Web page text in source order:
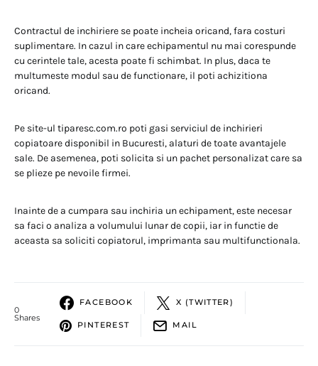
Contractul de inchiriere se poate incheia oricand, fara costuri
suplimentare. In cazul in care echipamentul nu mai corespunde
cu cerintele tale, acesta poate fi schimbat. In plus, daca te
multumeste modul sau de functionare, il poti achizitiona
oricand.
Pe site-ul tiparesc.com.ro poti gasi serviciul de inchirieri
copiatoare disponibil in Bucuresti, alaturi de toate avantajele
sale. De asemenea, poti solicita si un pachet personalizat care sa
se plieze pe nevoile firmei.
Inainte de a cumpara sau inchiria un echipament, este necesar
sa faci o analiza a volumului lunar de copii, iar in functie de
aceasta sa soliciti copiatorul, imprimanta sau multifunctionala.
0
Shares
FACEBOOK X (TWITTER)
PINTEREST MAIL